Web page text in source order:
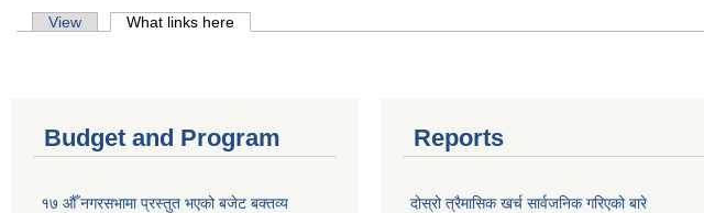
Primary tabs
View What links here
Budget and Program
१७ औँ नगरसभामा प्रस्तुत भएको बजेट बक्तव्य
Reports
दोस्रो त्रैमासिक खर्च सार्वजनिक गरिएको बारे